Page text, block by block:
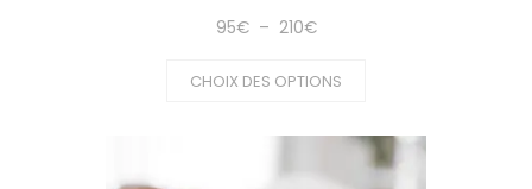
95€ – 210€Plage
95€
CHOIX DES OPTIONS